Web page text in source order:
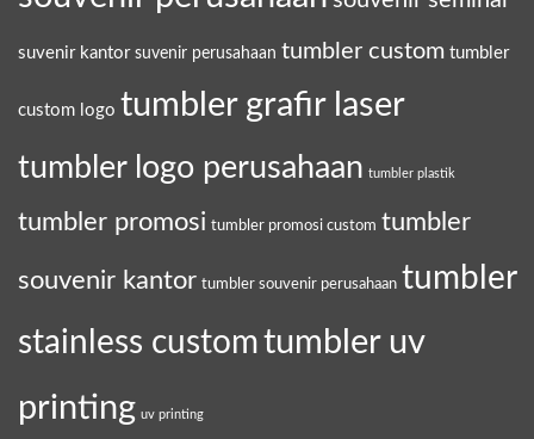
suvenir kantor suvenir perusahaan tumbler custom tumbler
custom logo tumbler grafir laser
tumbler logo perusahaan tumbler plastik
tumbler promosi tumbler promosi custom tumbler
souvenir kantor tumbler souvenir perusahaan tumbler
stainless customtumbler uv
printing uv printing